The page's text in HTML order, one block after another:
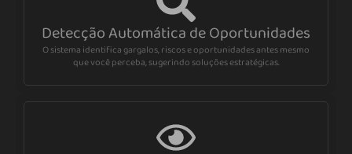
Detecção Automática de Oportunidades
O sistema identifica gargalos, riscos e oportunidades antes mesmo
que você perceba, sugerindo soluções estratégicas.